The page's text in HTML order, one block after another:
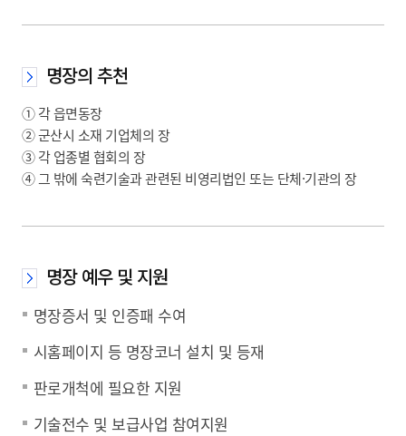
명장의 추천
① 각 읍면동장
② 군산시 소재 기업체의 장
③ 각 업종별 협회의 장
④ 그 밖에 숙련기술과 관련된 비영리법인 또는 단체·기관의 장
명장 예우 및 지원
명장증서 및 인증패 수여
시홈페이지 등 명장코너 설치 및 등재
판로개척에 필요한 지원
기술전수 및 보급사업 참여지원